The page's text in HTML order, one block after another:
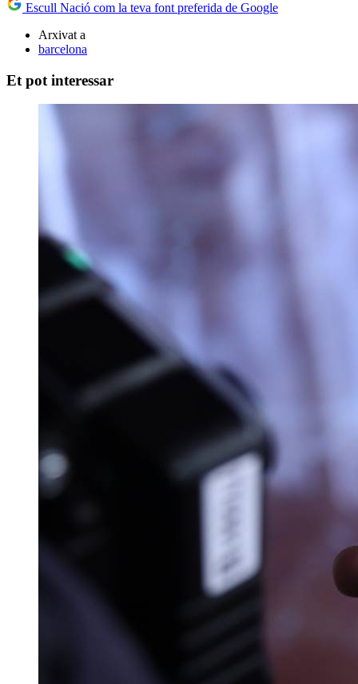
Escull Nació com la teva font preferida de Google
Arxivat a
barcelona
Et pot interessar